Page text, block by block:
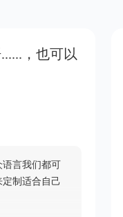
，也可以
言我们都可
制适合自己